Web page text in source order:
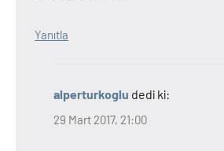
Yanıtla
alperturkoglu dedi ki:
29 Mart 2017, 21:00